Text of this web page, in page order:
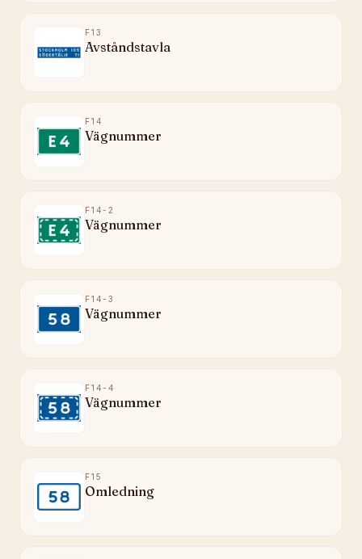
F13
Avståndstavla
F14
Vägnummer
F14-2
Vägnummer
F14-3
Vägnummer
F14-4
Vägnummer
F15
Omledning